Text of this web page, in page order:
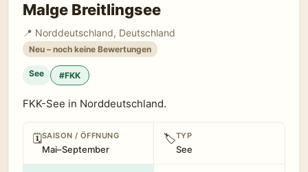
Malge Breitlingsee
📍 Norddeutschland, Deutschland
Neu – noch keine Bewertungen
See #FKK
FKK-See in Norddeutschland.
🗓SAISON / ÖFFNUNG
Mai–September
🏷TYP
See